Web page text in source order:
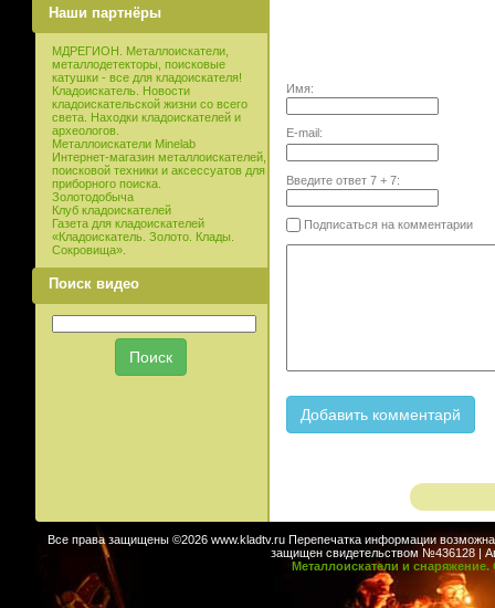
Наши партнёры
МДРЕГИОН. Металлоискатели,
металлодетекторы, поисковые
катушки - все для кладоискателя!
Кладоискатель. Новости
кладоискательской жизни со всего
света. Находки кладоискателей и
археологов.
Металлоискатели Minelab
Интернет-магазин металлоискателей,
поисковой техники и аксессуатов для
приборного поиска.
Золотодобыча
Клуб кладоискателей
Газета для кладоискателей
«Кладоискатель. Золото. Клады.
Сокровища».
Поиск видео
Имя:
E-mail:
Введите ответ 7+ 7:
Подписаться на комментарии
Все права защищены ©2026 www.kladtv.ru Перепечатка информации возможна
защищен свидетельством №436128 |
Металлоискатели и